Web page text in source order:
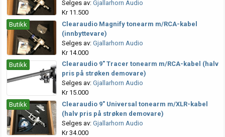
Selges av: Gjallarhorn Audio
Kr 11.500
Butikk
Clearaudio Magnify tonearm m/RCA-kabel
(innbyttevare)
Selges av: Gjallarhorn Audio
Kr 14.000
Butikk
Clearaudio 9" Tracer tonearm m/RCA-kabel (halv
pris på strøken demovare)
Selges av: Gjallarhorn Audio
Kr 15.000
Butikk
Clearaudio 9" Universal tonearm m/XLR-kabel
(halv pris på strøken demovare)
Selges av: Gjallarhorn Audio
Kr 34.000